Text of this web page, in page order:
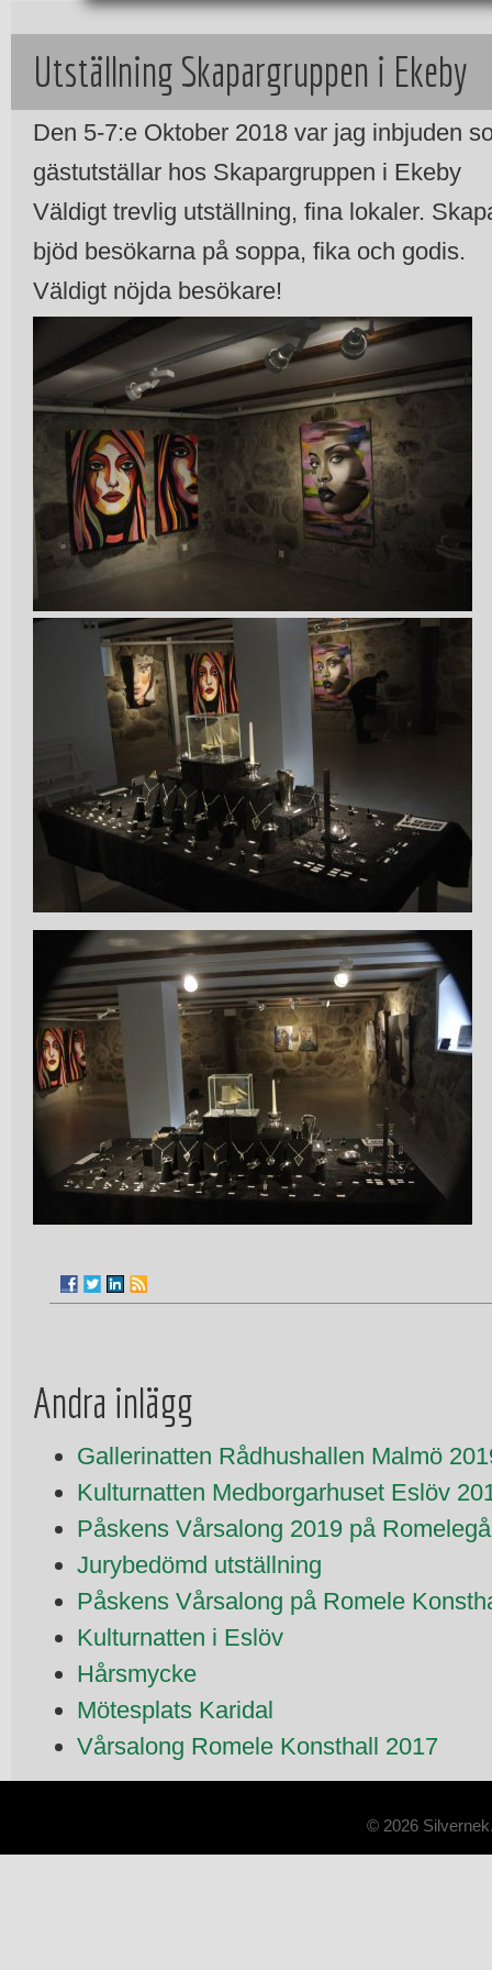
Utställning Skapargruppen i Ekeby
Den 5-7:e Oktober 2018 var jag inbjuden
gästutställar hos Skapargruppen i Ekeby
Väldigt trevlig utställning, fina lokaler.
bjöd besökarna på soppa, fika och godis.
Väldigt nöjda besökare!
Andra inlägg
Gallerinatten Rådhushallen Malmö
Kulturnatten Medborgarhuset Eslöv
Påskens Vårsalong 2019 på
Jurybedömd utställning
Påskens Vårsalong på Romele
Kulturnatten i Eslöv
Hårsmycke
Mötesplats Karidal
Vårsalong Romele Konsthall 2017
© 2026